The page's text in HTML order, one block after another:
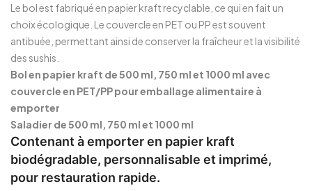
Le bol est fabriqué en papier kraft recyclable, ce qui en fait un
choix écologique. Le couvercle en PET ou PP est souvent
antibuée, permettant ainsi de conserver la fraîcheur et la visibilité
des sushis.
Bol en papier kraft de 500 ml, 750 ml et 1000 ml avec
couvercle en PET/PP pour emballage alimentaire à
emporter
Saladier de 500 ml, 750 ml et 1000 ml
Contenant à emporter en papier kraft
biodégradable, personnalisable et imprimé,
pour restauration rapide.